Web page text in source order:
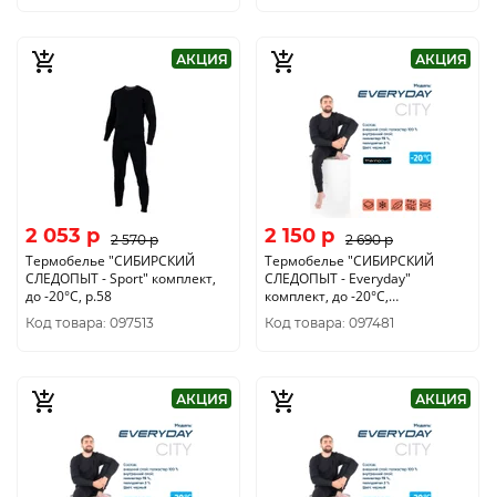
АКЦИЯ
2 053 p 2 570 p
Термобелье "CИБИРСКИЙ
СЛЕДОПЫТ - Sport" комплект,
до -20°С, р.58
Код товара: 097513
АКЦИЯ
2 150 p 2 690 p
Термобелье "CИБИРСКИЙ
СЛЕДОПЫТ - Everyday"
комплект, до -20°С,
двухслойное, р.46
Код товара: 097481
АКЦИЯ АКЦИЯ